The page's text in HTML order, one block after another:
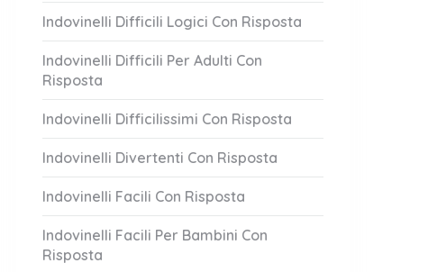
Indovinelli Difficili Logici Con Risposta
Indovinelli Difficili Per Adulti Con
Risposta
Indovinelli Difficilissimi Con Risposta
Indovinelli Divertenti Con Risposta
Indovinelli Facili Con Risposta
Indovinelli Facili Per Bambini Con
Risposta